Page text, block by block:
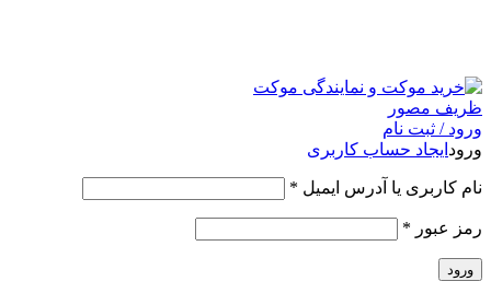
ورود / ثبت نام
ورود ایجاد حساب کاربری
نام کاربری یا آدرس ایمیل *
رمز عبور *
ورود